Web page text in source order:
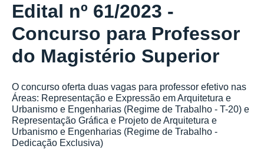
Edital nº 61/2023 -
Concurso para Professor
do Magistério Superior
O concurso oferta duas vagas para professor efetivo nas
Áreas: Representação e Expressão em Arquitetura e
Urbanismo e Engenharias (Regime de Trabalho - T-20) e
Representação Gráfica e Projeto de Arquitetura e
Urbanismo e Engenharias (Regime de Trabalho -
Dedicação Exclusiva)